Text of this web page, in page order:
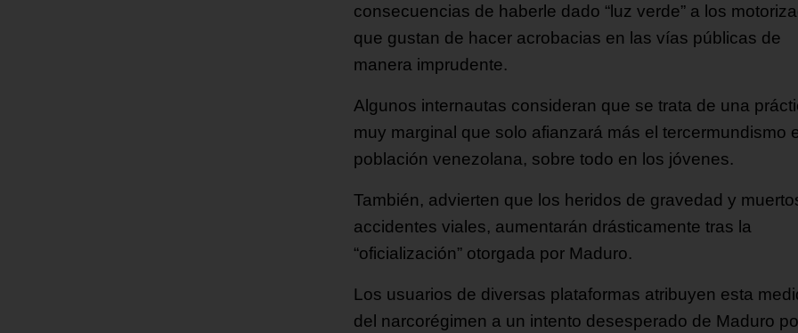
consecuencias de haberle dado “luz verde” a los
que gustan de hacer acrobacias en las vías públicas de
manera imprudente.
Algunos internautas consideran que se trata de una
muy marginal que solo afianzará más el tercermundismo
población venezolana, sobre todo en los jóvenes.
También, advierten que los heridos de gravedad y
accidentes viales, aumentarán drásticamente tras la
“oficialización” otorgada por Maduro.
Los usuarios de diversas plataformas atribuyen esta
del narcorégimen a un intento desesperado de Maduro